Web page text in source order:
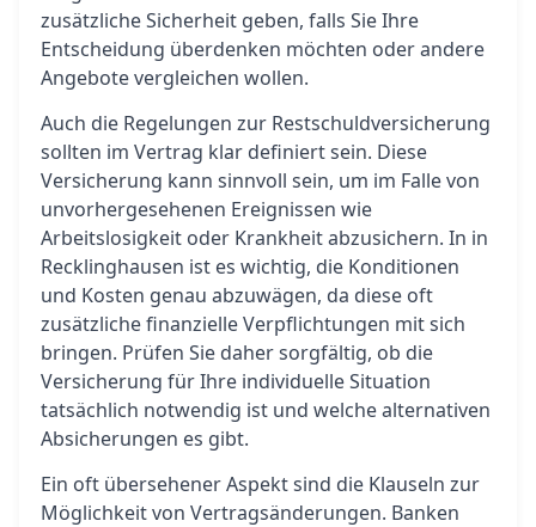
zusätzliche Sicherheit geben, falls Sie Ihre
Entscheidung überdenken möchten oder andere
Angebote vergleichen wollen.
Auch die Regelungen zur Restschuldversicherung
sollten im Vertrag klar definiert sein. Diese
Versicherung kann sinnvoll sein, um im Falle von
unvorhergesehenen Ereignissen wie
Arbeitslosigkeit oder Krankheit abzusichern. In in
Recklinghausen ist es wichtig, die Konditionen
und Kosten genau abzuwägen, da diese oft
zusätzliche finanzielle Verpflichtungen mit sich
bringen. Prüfen Sie daher sorgfältig, ob die
Versicherung für Ihre individuelle Situation
tatsächlich notwendig ist und welche alternativen
Absicherungen es gibt.
Ein oft übersehener Aspekt sind die Klauseln zur
Möglichkeit von Vertragsänderungen. Banken